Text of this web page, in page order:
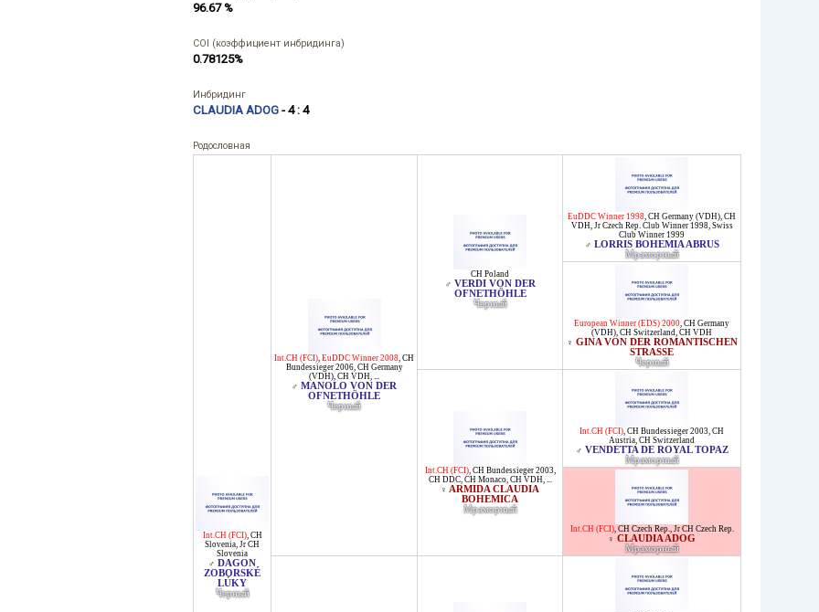
96.67 %
COI (коэффициент инбридинга)
0.78125%
Инбридинг
CLAUDIA ADOG - 4 : 4
Родословная
Int.CH (FCI), CH
Slovenia, Jr CH
Slovenia
♂ DAGON
ZOBORSKÉ
LÚKY
Черный
Int.CH (FCI), EuDDC Winner 2008, CH
Bundessieger 2006, CH Germany
(VDH), CH VDH, ...
♂ MANOLO VON DER
OFNETHÖHLE
Черный
CH Poland
♂ VERDI VON DER
OFNETHÖHLE
Черный
EuDDC Winner 1998, CH Germany (VDH), CH
VDH, Jr Czech Rep. Club Winner 1998, Swiss
Club Winner 1999
♂ LORRIS BOHEMIA ABRUS
Мраморный
European Winner (EDS) 2000, CH Germany
(VDH), CH Switzerland, CH VDH
♀ GINA VON DER ROMANTISCHEN
STRASSE
Черный
Int.CH (FCI), CH Bundessieger 2003,
CH DDC, CH Monaco, CH VDH, ...
♀ ARMIDA CLAUDIA
BOHEMICA
Мраморный
Int.CH (FCI), CH Bundessieger 2003, CH
Austria, CH Switzerland
♂ VENDETTA DE ROYAL TOPAZ
Мраморный
Int.CH (FCI), CH Czech Rep., Jr CH Czech Rep.
♀ CLAUDIA ADOG
Мраморный